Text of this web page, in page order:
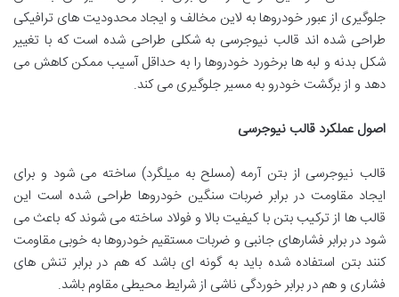
جلوگیری از عبور خودروها به لاین مخالف و ایجاد محدودیت های ترافیکی
طراحی شده اند قالب نیوجرسی به شکلی طراحی شده است که با تغییر
شکل بدنه و لبه ها برخورد خودروها را به حداقل آسیب ممکن کاهش می
دهد و از برگشت خودرو به مسیر جلوگیری می کند.
اصول عملکرد قالب نیوجرسی
قالب نیوجرسی از بتن آرمه (مسلح به میلگرد) ساخته می شود و برای
ایجاد مقاومت در برابر ضربات سنگین خودروها طراحی شده است این
قالب ها از ترکیب بتن با کیفیت بالا و فولاد ساخته می شوند که باعث می
شود در برابر فشارهای جانبی و ضربات مستقیم خودروها به خوبی مقاومت
کنند بتن استفاده شده باید به گونه ای باشد که هم در برابر تنش های
فشاری و هم در برابر خوردگی ناشی از شرایط محیطی مقاوم باشد.